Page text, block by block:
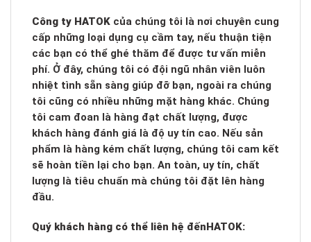
Công ty HATOK của chúng tôi là nơi chuyên cung
cấp những loại dụng cụ cầm tay, nếu thuận tiện
các bạn có thể ghé thăm để được tư vấn miễn
phí. Ở đây, chúng tôi có đội ngũ nhân viên luôn
nhiệt tình sẵn sàng giúp đỡ bạn, ngoài ra chúng
tôi cũng có nhiều những mặt hàng khác. Chúng
tôi cam đoan là hàng đạt chất lượng, được
khách hàng đánh giá là độ uy tín cao. Nếu sản
phẩm là hàng kém chất lượng, chúng tôi cam kết
sẽ hoàn tiền lại cho bạn. An toàn, uy tín, chất
lượng là tiêu chuẩn mà chúng tôi đặt lên hàng
đầu.
Quý khách hàng có thể liên hệ đếnHATOK: